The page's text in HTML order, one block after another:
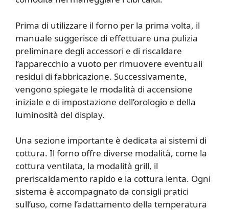
Prima di utilizzare il forno per la prima volta, il
manuale suggerisce di effettuare una pulizia
preliminare degli accessori e di riscaldare
l’apparecchio a vuoto per rimuovere eventuali
residui di fabbricazione. Successivamente,
vengono spiegate le modalità di accensione
iniziale e di impostazione dell’orologio e della
luminosità del display.
Una sezione importante è dedicata ai sistemi di
cottura. Il forno offre diverse modalità, come la
cottura ventilata, la modalità grill, il
preriscaldamento rapido e la cottura lenta. Ogni
sistema è accompagnato da consigli pratici
sull’uso, come l’adattamento della temperatura